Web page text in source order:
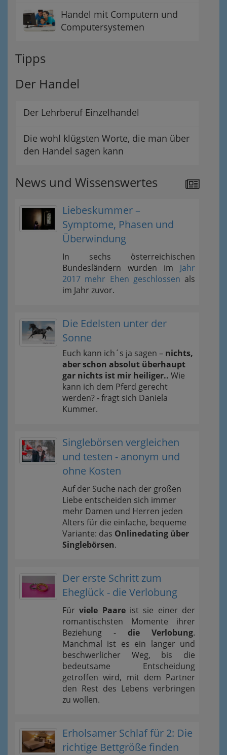
Handel mit Computern und
Computersystemen
Tipps
Der Handel
Der Lehrberuf Einzelhandel
Die wohl klügsten Worte, die man über
den Handel sagen kann
News und Wissenswertes
Liebeskummer –
Symptome, Phasen und
Überwindung
In sechs österreichischen
Bundesländern wurden im Jahr
2017 mehr Ehen geschlossen als
im Jahr zuvor.
Die Edelsten unter der
Sonne
Euch kann ich´s ja sagen – nichts,
aber schon absolut überhaupt
gar nichts ist mir heiliger.. Wie
kann ich dem Pferd gerecht
werden? - fragt sich Daniela
Kummer.
Singlebörsen vergleichen
und testen - anonym und
ohne Kosten
Auf der Suche nach der großen
Liebe entscheiden sich immer
mehr Damen und Herren jeden
Alters für die einfache, bequeme
Variante: das Onlinedating über
Singlebörsen.
Der erste Schritt zum
Eheglück - die Verlobung
Fürviele Paareist sie einer der
romantischsten Momente ihrer
Beziehung - die Verlobung.
Manchmal ist es ein langer und
beschwerlicher Weg, bis die
bedeutsame Entscheidung
getroffen wird, mit dem Partner
den Rest des Lebens verbringen
zu wollen.
Erholsamer Schlaf für 2: Die
richtige Bettgröße finden